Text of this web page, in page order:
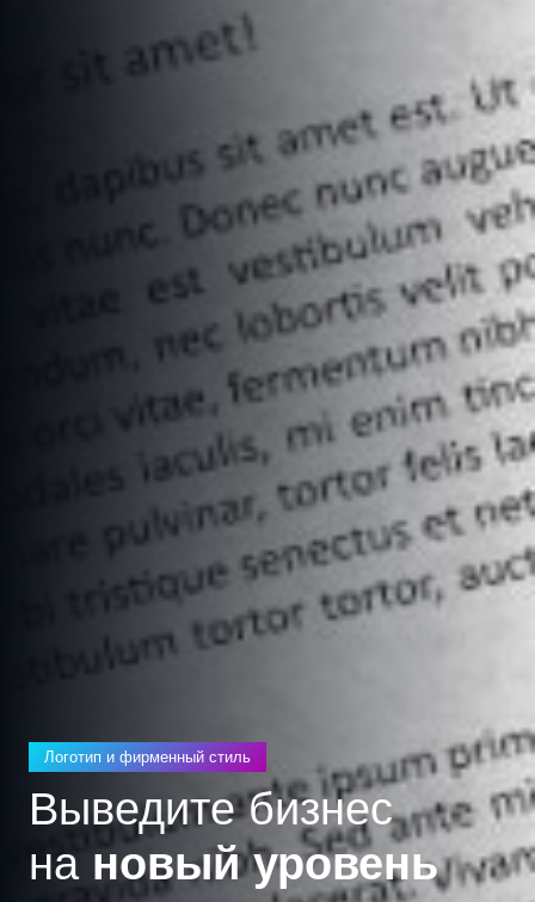
Логотип и фирменный стиль
Выведите бизнес
на новый уровень